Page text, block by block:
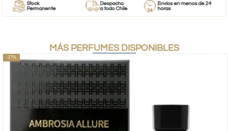
Stock
Permanente
Despacho
a todo Chile
Envíos en menos de 24
horas
MÁS PERFUMES DISPONIBLES
-27%